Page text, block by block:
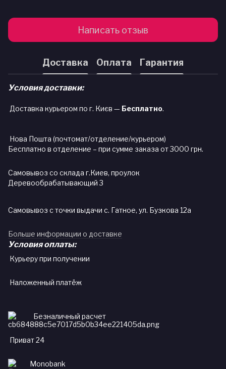
Написать отзыв
Доставка Оплата Гарантия
Условия доставки:
Доставка курьером по г. Києв — Бесплатно.
Нова Пошта (почтомат/отделение/курьером)
Бесплатно в отделение – при сумме заказа от 3000 грн.
Самовывоз со склада г.Киев, проулок
Деревообрабатывающий 3
Самовывоз с точки выдачи с. Гатное, ул. Бузкова 12а
Больше информации о доставке
Условия оплаты:
Курьеру при получении
Наложенный платёж
Безналичный расчет
Приват 24
Monobank